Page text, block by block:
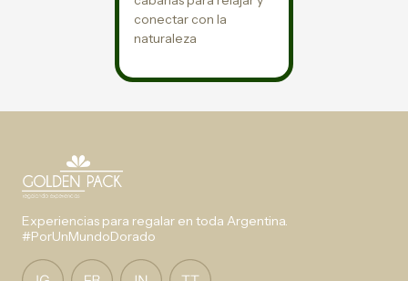
conectar con la
naturaleza
Experiencias para regalar en toda Argentina.
#PorUnMundoDorado